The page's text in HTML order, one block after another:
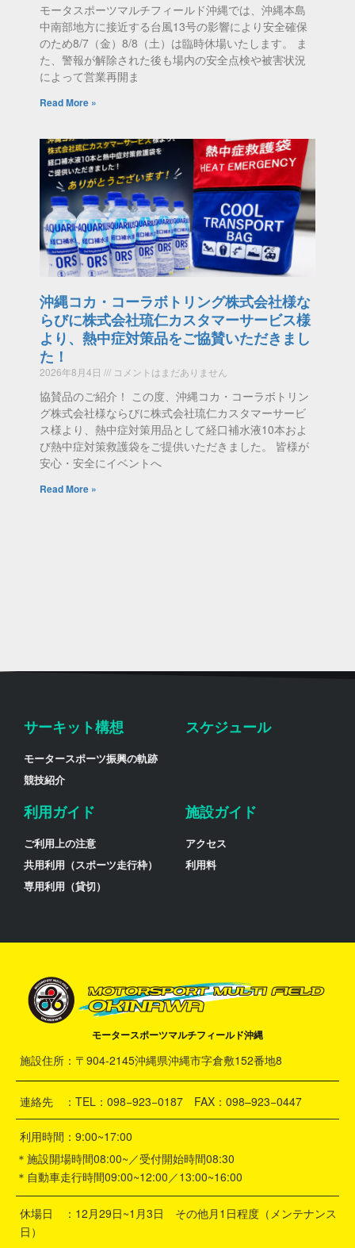
モータスポーツマルチフィールド沖縄では、沖縄本島
中南部地方に接近する台風13号の影響により安全確保
のため8/7（金）8/8（土）は臨時休場いたします。 ま
た、警報が解除された後も場内の安全点検や被害状況
によって営業再開ま
Read More »
沖縄コカ・コーラボトリング株式会社様な
らびに株式会社琉仁カスタマーサービス様
より、熱中症対策品をご協賛いただきまし
た！
2026年8月4日 コメントはまだありません
協賛品のご紹介！ この度、沖縄コカ・コーラボトリン
グ株式会社様ならびに株式会社琉仁カスタマーサービ
ス様より、熱中症対策用品として経口補水液10本およ
び熱中症対策救護袋をご提供いただきました。 皆様が
安心・安全にイベントへ
Read More »
サーキット構想
モータースポーツ振興の軌跡
競技紹介
スケジュール
利用ガイド
ご利用上の注意
共用利用（スポーツ走行枠）
専用利用（貸切）
施設ガイド
アクセス
利用料
モータースポーツマルチフィールド沖縄
施設住所：〒904-2145沖縄県沖縄市字倉敷152番地8
連絡先 ：TEL：098−923−0187 FAX：098–923−0447
利用時間：9:00~17:00
＊施設開場時間08:00~／受付開始時間08:30
＊自動車走行時間09:00~12:00／13:00~16:00
休場日 ：12月29日~1月3日 その他月1日程度（メンテナンス
日）